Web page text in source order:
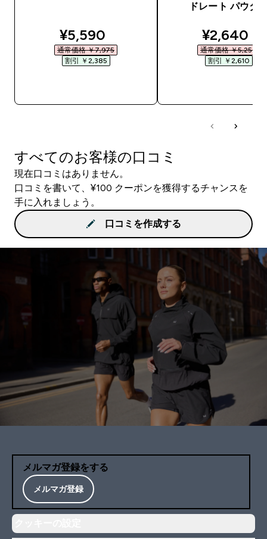
discounted price
¥5,590‎
通常価格 ￥7,975‎
割引 ￥2,385‎
ドレート パウダ
¥2,640‎
通常価格 ￥5,250‎
割引 ￥2,610‎
すべてのお客様の口コミ
現在口コミはありません。
口コミを書いて、¥100 クーポンを獲得するチャンスを
手に入れましょう。
口コミを作成する
メルマガ登録をする
メルマガ登録